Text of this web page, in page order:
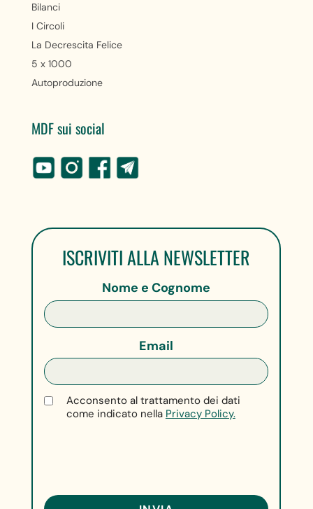
Bilanci
I Circoli
La Decrescita Felice
5 x 1000
Autoproduzione
MDF sui social
ISCRIVITI ALLA NEWSLETTER
Nome e Cognome
Email
Acconsento al trattamento dei dati
come indicato nella Privacy Policy.